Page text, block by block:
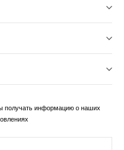
получать информацию о наших